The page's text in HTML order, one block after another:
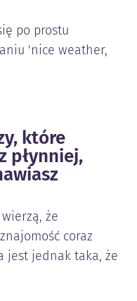
po prostu
'nice weather,
które
płynniej,
że
coraz
jest jednak taka, że